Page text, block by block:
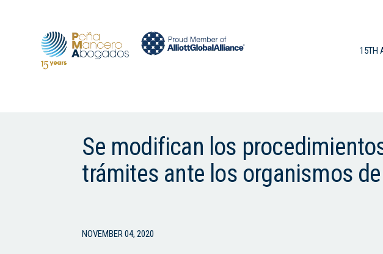
15TH
Se modifican los
trámites ante los organismos
NOVEMBER 04, 2020